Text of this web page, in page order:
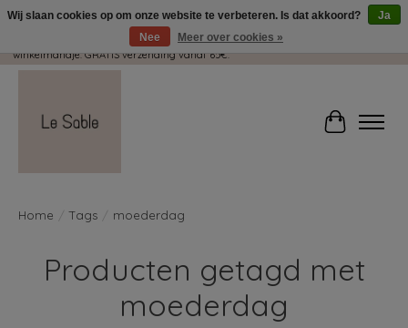
Wij pakken met plezier jouw kadootjes GRATIS in! Duid dit zeker aan in je
winkelmandje. GRATIS verzending vanaf 65€.
Home Tags moederdag
Producten getagd met
moederdag
Wij slaan cookies op om onze website te verbeteren. Is dat akkoord?
Ja
Nee
Meer over cookies »